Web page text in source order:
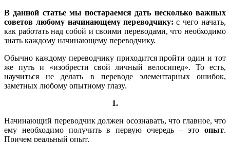
В данной статье мы постараемся дать несколько важных
советов любому начинающему переводчику:с чего начать,
как работать над собой и своими переводами, что необходимо
знать каждому начинающему переводчику.
Обычно каждому переводчику приходится пройти один и тот
же путь и «изобрести свой личный велосипед». То есть,
научиться не делать в переводе элементарных ошибок,
заметных любому опытному глазу.
1.
Начинающий переводчик должен осознавать, что главное, что
ему необходимо получить в первую очередь – это опыт.
Причем реальный опыт.